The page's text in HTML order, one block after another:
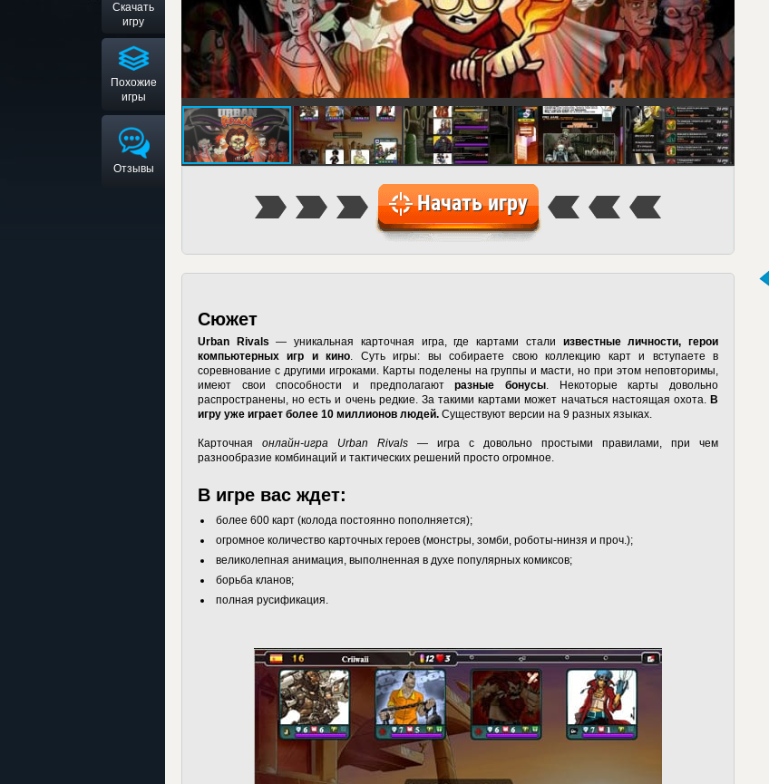
Скачать
игру
Похожие
игры
Отзывы
Начать игру
Сюжет
Urban Rivals — уникальная карточная игра, где картами стали известные личности, герои
компьютерных игр и кино. Суть игры: вы собираете свою коллекцию карт и вступаете в
соревнование с другими игроками. Карты поделены на группы и масти, но при этом неповторимы,
имеют свои способности и предполагаютразные бонусы. Некоторые карты довольно
распространены, но есть и очень редкие. За такими картами может начаться настоящая охота. В
игру уже играет более 10 миллионов людей. Существуют версии на 9 разных языках.
Карточная онлайн-игра Urban Rivals — игра с довольно простыми правилами, при чем
разнообразие комбинаций и тактических решений просто огромное.
В игре вас ждет:
более 600 карт (колода постоянно пополняется);
огромное количество карточных героев (монстры, зомби, роботы-нинзя и проч.);
великолепная анимация, выполненная в духе популярных комиксов;
борьба кланов;
полная русификация.